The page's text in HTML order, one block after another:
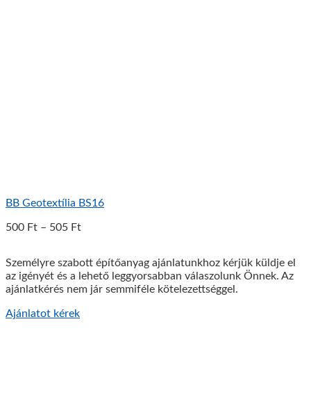
BB Geotextília BS16
500 Ft – 505 Ft
Személyre szabott építőanyag ajánlatunkhoz kérjük küldje el
az igényét és a lehető leggyorsabban válaszolunk Önnek. Az
ajánlatkérés nem jár semmiféle kötelezettséggel.
Ajánlatot kérek